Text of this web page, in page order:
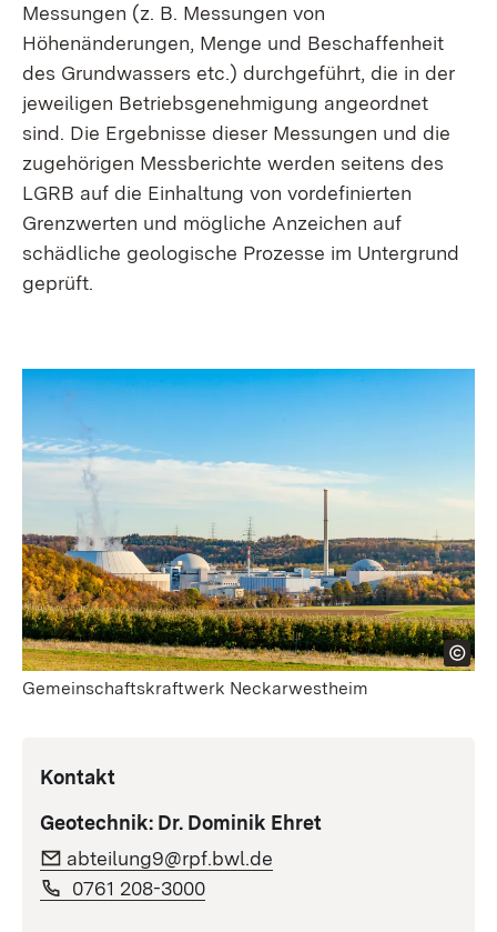
Kontakt
Geotechnik: Dr. Dominik Ehret
abteilung9@rpf.bwl.de
0761 208-3000
Messungen (z. B. Messungen von
Höhenänderungen, Menge und Beschaffenheit
des Grundwassers etc.) durchgeführt, die in der
jeweiligen Betriebs­genehmigung angeordnet
sind. Die Ergebnisse dieser Messungen und die
zugehörigen Messberichte werden seitens des
LGRB auf die Einhaltung von vordefinierten
Grenzwerten und mögliche Anzeichen auf
schädliche geologische Prozesse im Untergrund
geprüft.
Gemeinschaftskraftwerk Neckarwestheim